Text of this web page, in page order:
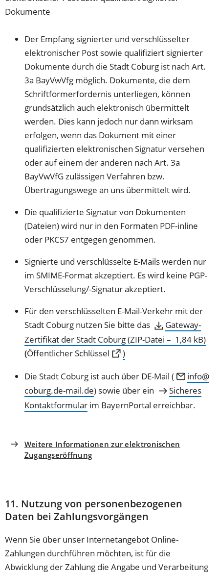
Dokumente
Der Empfang signierter und verschlüsselter
elektronischer Post sowie qualifiziert signierter
Dokumente durch die Stadt Coburg ist nach Art.
3a BayVwVfg möglich. Dokumente, die dem
Schriftformerfordernis unterliegen, können
grundsätzlich auch elektronisch übermittelt
werden. Dies kann jedoch nur dann wirksam
erfolgen, wenn das Dokument mit einer
qualifizierten elektronischen Signatur versehen
oder auf einem der anderen nach Art. 3a
BayVwVfG zulässigen Verfahren bzw.
Übertragungswege an uns übermittelt wird.
Die qualifizierte Signatur von Dokumenten
(Dateien) wird nur in den Formaten PDF-inline
oder PKCS7 entgegen genommen.
Signierte und verschlüsselte E-Mails werden nur
im SMIME-Format akzeptiert. Es wird keine PGP-
Verschlüsselung/-Signatur akzeptiert.
Für den verschlüsselten E-Mail-Verkehr mit der
Stadt Coburg nutzen Sie bitte das
Gateway-
Zertifikat der Stadt Coburg ZIP-Datei
1,84 kB
(Öffentlicher Schlüssel )
(Öffnet
einem
neuen
Die Stadt Coburg ist auch über DE-Mail (
info
coburg.de-mail de) sowie über ein
Sicheres
Kontaktformular im BayernPortal erreichbar.
Weitere Informationen zur elektronischen
Zugangseröffnung
11. Nutzung von personenbezogenen
Daten bei Zahlungsvorgängen
Wenn Sie über unser Internetangebot Online-
Zahlungen durchführen möchten, ist für die
Abwicklung der Zahlung die Angabe und Verarbeitung